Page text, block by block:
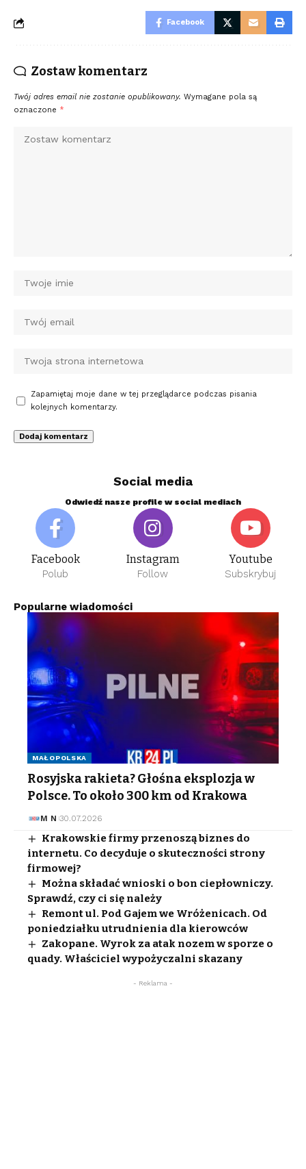
Facebook
Zostaw komentarz
Twój adres email nie zostanie opublikowany. Wymagane pola są
oznaczone *
Zapamiętaj moje dane w tej przeglądarce podczas pisania
kolejnych komentarzy.
Social media
Odwiedź nasze profile w social mediach
Facebook
Polub
Instagram
Follow
Youtube
Subskrybuj
Popularne wiadomości
MAŁOPOLSKA
Rosyjska rakieta? Głośna eksplozja w
Polsce. To około 300 km od Krakowa
M N 30.07.2026
Krakowskie firmy przenoszą biznes do
internetu. Co decyduje o skuteczności strony
firmowej?
Można składać wnioski o bon ciepłowniczy.
Sprawdź, czy ci się należy
Remont ul. Pod Gajem we Wróżenicach. Od
poniedziałku utrudnienia dla kierowców
Zakopane. Wyrok za atak nozem w sporze o
quady. Właściciel wypożyczalni skazany
- Reklama -